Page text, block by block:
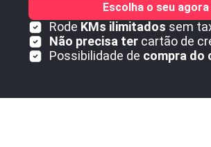
Rode KMs ilimitados sem
Não precisa tercartão de
Possibilidade de compra do
Escolha o seu agora